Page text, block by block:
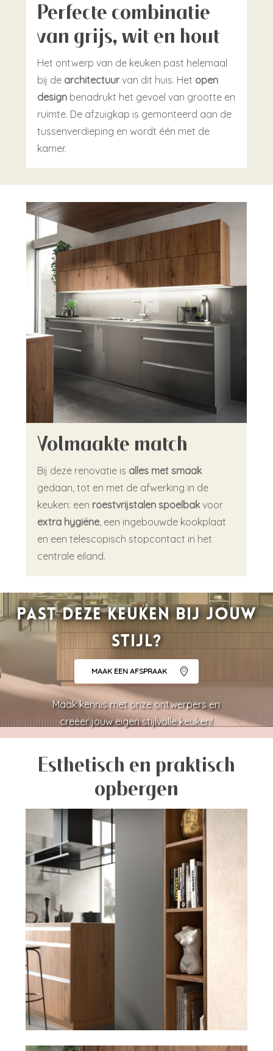
Perfecte combinatie
van grijs, wit en hout
Het ontwerp van de keuken past helemaal
bij de architectuurvan dit huis. Het open
designbenadrukt het gevoel van grootte en
ruimte. De afzuigkap is gemonteerd aan de
tussenverdieping en wordt één met de
kamer.
Volmaakte match
Bij deze renovatie is alles met smaak
gedaan, tot en met de afwerking in de
keuken: een roestvrijstalen spoelbakvoor
extra hygiëne, een ingebouwde kookplaat
en een telescopisch stopcontact in het
centrale eiland.
Past deze keuken bij jouw
stijl?
MAAK EEN AFSPRAAK
Maak kennis met onze ontwerpers en
creëer jouw eigen stijlvolle keuken!
Esthetisch en praktisch
opbergen